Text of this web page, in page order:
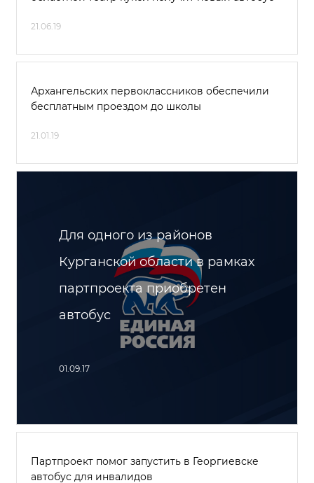
21.06.19
Архангельских первоклассников обеспечили
бесплатным проездом до школы
21.01.19
Для одного из районов
Курганской области в рамках
партпроекта приобретен
автобус
01.09.17
Партпроект помог запустить в Георгиевске
автобус для инвалидов